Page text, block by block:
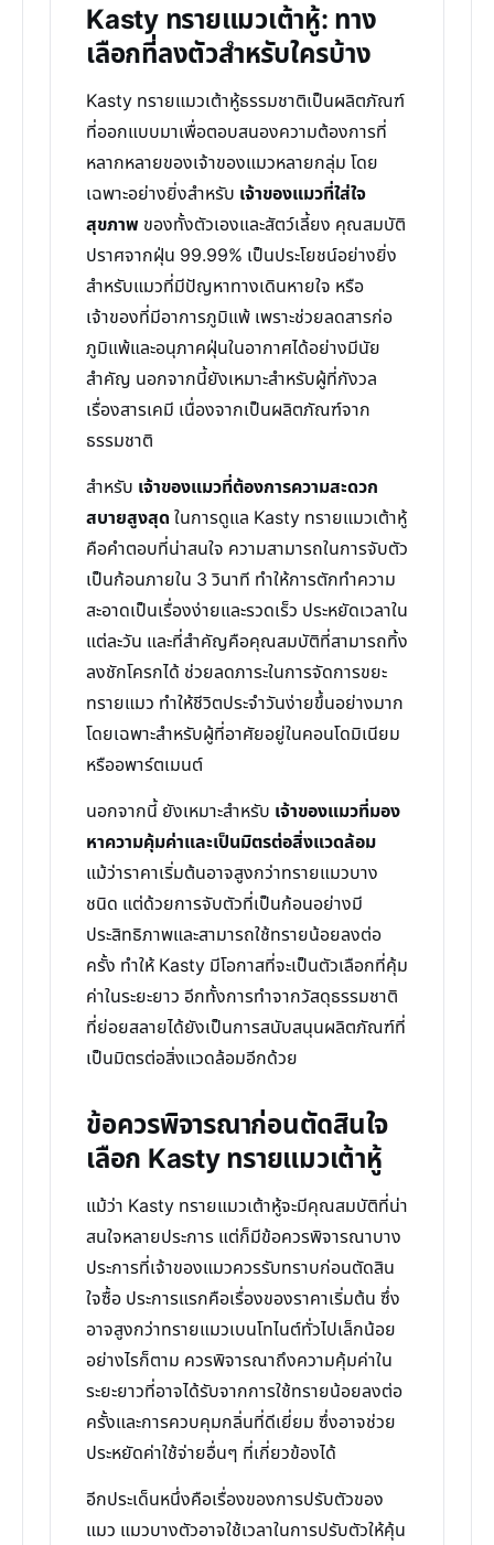
Kasty ทรายแมวเต้าหู้: ทาง
เลือกที่ลงตัวสำหรับใครบ้าง
Kasty ทรายแมวเต้าหู้ธรรมชาติเป็นผลิตภัณฑ์
ที่ออกแบบมาเพื่อตอบสนองความต้องการที่
หลากหลายของเจ้าของแมวหลายกลุ่ม โดย
เฉพาะอย่างยิ่งสำหรับ เจ้าของแมวที่ใส่ใจ
สุขภาพ ของทั้งตัวเองและสัตว์เลี้ยง คุณสมบัติ
ปราศจากฝุ่น 99.99% เป็นประโยชน์อย่างยิ่ง
สำหรับแมวที่มีปัญหาทางเดินหายใจ หรือ
เจ้าของที่มีอาการภูมิแพ้ เพราะช่วยลดสารก่อ
ภูมิแพ้และอนุภาคฝุ่นในอากาศได้อย่างมีนัย
สำคัญ นอกจากนี้ยังเหมาะสำหรับผู้ที่กังวล
เรื่องสารเคมี เนื่องจากเป็นผลิตภัณฑ์จาก
ธรรมชาติ
สำหรับ เจ้าของแมวที่ต้องการความสะดวก
สบายสูงสุด ในการดูแล Kasty ทรายแมวเต้าหู้
คือคำตอบที่น่าสนใจ ความสามารถในการจับตัว
เป็นก้อนภายใน 3 วินาที ทำให้การตักทำความ
สะอาดเป็นเรื่องง่ายและรวดเร็ว ประหยัดเวลาใน
แต่ละวัน และที่สำคัญคือคุณสมบัติที่สามารถทิ้ง
ลงชักโครกได้ ช่วยลดภาระในการจัดการขยะ
ทรายแมว ทำให้ชีวิตประจำวันง่ายขึ้นอย่างมาก
โดยเฉพาะสำหรับผู้ที่อาศัยอยู่ในคอนโดมิเนียม
หรืออพาร์ตเมนต์
นอกจากนี้ ยังเหมาะสำหรับ เจ้าของแมวที่มอง
หาความคุ้มค่าและเป็นมิตรต่อสิ่งแวดล้อม
แม้ว่าราคาเริ่มต้นอาจสูงกว่าทรายแมวบาง
ชนิด แต่ด้วยการจับตัวที่เป็นก้อนอย่างมี
ประสิทธิภาพและสามารถใช้ทรายน้อยลงต่อ
ครั้ง ทำให้ Kasty มีโอกาสที่จะเป็นตัวเลือกที่คุ้ม
ค่าในระยะยาว อีกทั้งการทำจากวัสดุธรรมชาติ
ที่ย่อยสลายได้ยังเป็นการสนับสนุนผลิตภัณฑ์ที่
เป็นมิตรต่อสิ่งแวดล้อมอีกด้วย
ข้อควรพิจารณาก่อนตัดสินใจ
เลือก Kasty ทรายแมวเต้าหู้
แม้ว่า Kasty ทรายแมวเต้าหู้จะมีคุณสมบัติที่น่า
สนใจหลายประการ แต่ก็มีข้อควรพิจารณาบาง
ประการที่เจ้าของแมวควรรับทราบก่อนตัดสิน
ใจซื้อ ประการแรกคือเรื่องของราคาเริ่มต้น ซึ่ง
อาจสูงกว่าทรายแมวเบนโทไนต์ทั่วไปเล็กน้อย
อย่างไรก็ตาม ควรพิจารณาถึงความคุ้มค่าใน
ระยะยาวที่อาจได้รับจากการใช้ทรายน้อยลงต่อ
ครั้งและการควบคุมกลิ่นที่ดีเยี่ยม ซึ่งอาจช่วย
ประหยัดค่าใช้จ่ายอื่นๆ ที่เกี่ยวข้องได้
อีกประเด็นหนึ่งคือเรื่องของการปรับตัวของ
แมว แมวบางตัวอาจใช้เวลาในการปรับตัวให้คุ้น